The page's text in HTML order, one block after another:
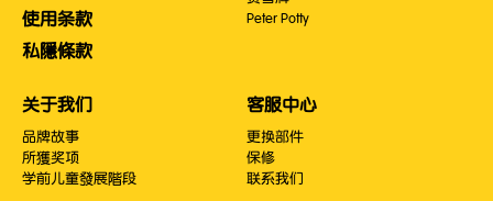
使用条款
私隱條款
Peter Potty
关于我们
品牌故事
所獲奖项
学前儿童發展階段
客服中心
更换部件
保修
联系我们